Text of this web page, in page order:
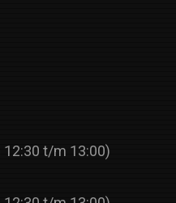
12:30 t/m 13:00)